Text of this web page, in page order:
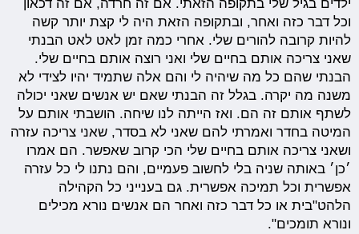
ילדים בגיל שלי בתקופה הזאתי. אם זה חרדה, אם זה דכאון
וכל דבר כזה ואחר, ובתקופה הזאת היה לי קצת יותר קשה
להיות קרובה להורים שלי. אחרי כמה זמן לאט לאט הבנתי
שאני צריכה אותם בחיים שלי ואני רוצה אותם בחיים שלי.
הבנתי שהם כל מה שיהיה לי והם אלה שתמיד יהיו לצידי לא
משנה מה יקרה. בגלל זה הבנתי שאם יש אנשים שאני יכולה
לשתף אותם זה הם. ואז הייתה לנו שיחה. הושבתי אותם על
המיטה בחדר ואמרתי להם שאני לא בסדר, שאני צריכה עזרה
ושאני צריכה אותם בחיים שלי הכי קרוב שאפשר. הם אמרו
׳כן׳ באותה שניה בלי לחשוב פעמיים, והם נתנו לי כל עזרה
אפשרית וכל תמיכה אפשרית. גם בענייני כל הקהילה
הלהט"בית או כל דבר כזה ואחר הם אנשים נורא מכילים
ונורא תומכים".